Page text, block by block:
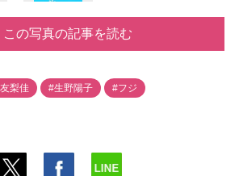
この写真の記事を読む
梨佳 #生野陽子 #フジ